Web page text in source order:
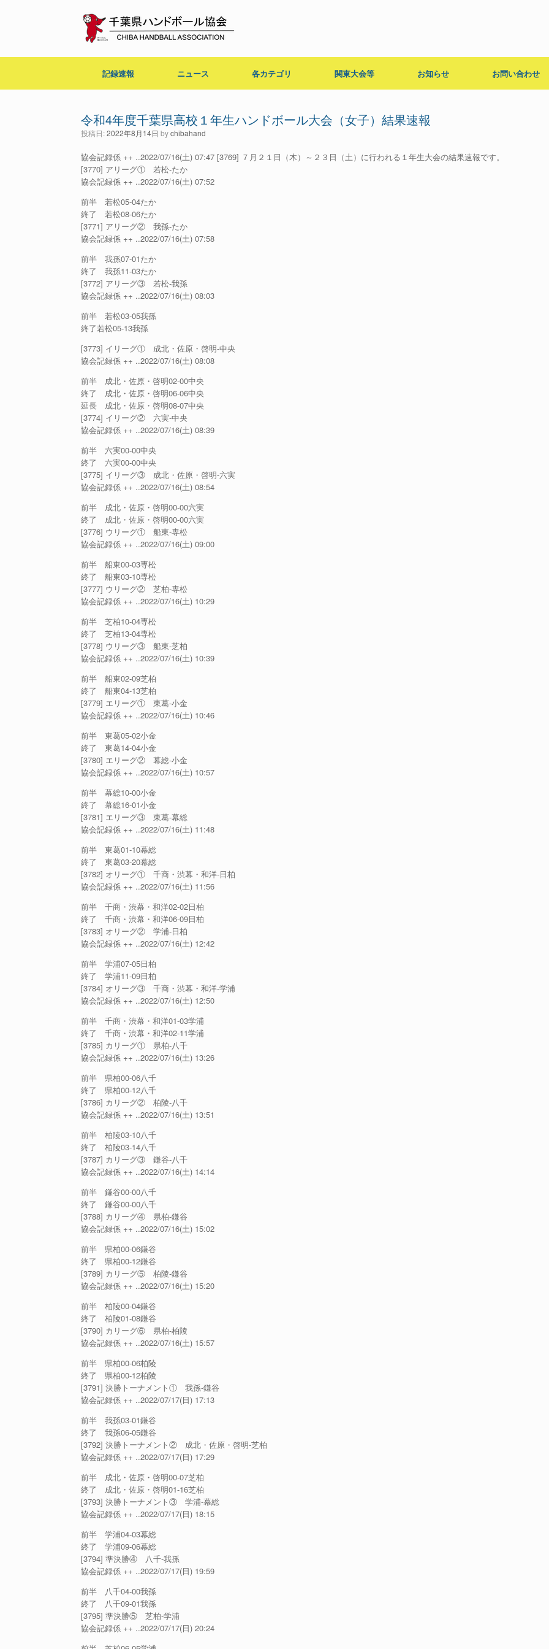
キ
記録速報 ニュース 各カテゴリ 関東大会等 お知らせ お問い合わせ
令和4年度千葉県高校１年生ハンドボール大会（女子）結果速報
投稿日:2022年8月14日 bychibahand
協会記録係 ++ ..2022/07/16(土) 07:47 [3769] ７月２１日（木）～２３日（土）に行われる１年生大会の結果速報です。
[3770] アリーグ① 若松-たか
協会記録係 ++ ..2022/07/16(土) 07:52
前半 若松05-04たか
終了 若松08-06たか
[3771] アリーグ② 我孫-たか
協会記録係 ++ ..2022/07/16(土) 07:58
前半 我孫07-01たか
終了 我孫11-03たか
[3772] アリーグ③ 若松-我孫
協会記録係 ++ ..2022/07/16(土) 08:03
前半 若松03-05我孫
終了若松05-13我孫
[3773] イリーグ① 成北・佐原・啓明-中央
協会記録係 ++ ..2022/07/16(土) 08:08
前半 成北・佐原・啓明02-00中央
終了 成北・佐原・啓明06-06中央
延長 成北・佐原・啓明08-07中央
[3774] イリーグ② 六実-中央
協会記録係 ++ ..2022/07/16(土) 08:39
前半 六実00-00中央
終了 六実00-00中央
[3775] イリーグ③ 成北・佐原・啓明-六実
協会記録係 ++ ..2022/07/16(土) 08:54
前半 成北・佐原・啓明00-00六実
終了 成北・佐原・啓明00-00六実
[3776] ウリーグ① 船東-専松
協会記録係 ++ ..2022/07/16(土) 09:00
前半 船東00-03専松
終了 船東03-10専松
[3777] ウリーグ② 芝柏-専松
協会記録係 ++ ..2022/07/16(土) 10:29
前半 芝柏10-04専松
終了 芝柏13-04専松
[3778] ウリーグ③ 船東-芝柏
協会記録係 ++ ..2022/07/16(土) 10:39
前半 船東02-09芝柏
終了 船東04-13芝柏
[3779] エリーグ① 東葛-小金
協会記録係 ++ ..2022/07/16(土) 10:46
前半 東葛05-02小金
終了 東葛14-04小金
[3780] エリーグ② 幕総-小金
協会記録係 ++ ..2022/07/16(土) 10:57
前半 幕総10-00小金
終了 幕総16-01小金
[3781] エリーグ③ 東葛-幕総
協会記録係 ++ ..2022/07/16(土) 11:48
前半 東葛01-10幕総
終了 東葛03-20幕総
[3782] オリーグ① 千商・渋幕・和洋-日柏
協会記録係 ++ ..2022/07/16(土) 11:56
前半 千商・渋幕・和洋02-02日柏
終了 千商・渋幕・和洋06-09日柏
[3783] オリーグ② 学浦-日柏
協会記録係 ++ ..2022/07/16(土) 12:42
前半 学浦07-05日柏
終了 学浦11-09日柏
[3784] オリーグ③ 千商・渋幕・和洋-学浦
協会記録係 ++ ..2022/07/16(土) 12:50
前半 千商・渋幕・和洋01-03学浦
終了 千商・渋幕・和洋02-11学浦
[3785] カリーグ① 県柏-八千
協会記録係 ++ ..2022/07/16(土) 13:26
前半 県柏00-06八千
終了 県柏00-12八千
[3786] カリーグ② 柏陵-八千
協会記録係 ++ ..2022/07/16(土) 13:51
前半 柏陵03-10八千
終了 柏陵03-14八千
[3787] カリーグ③ 鎌谷-八千
協会記録係 ++ ..2022/07/16(土) 14:14
前半 鎌谷00-00八千
終了 鎌谷00-00八千
[3788] カリーグ④ 県柏-鎌谷
協会記録係 ++ ..2022/07/16(土) 15:02
前半 県柏00-06鎌谷
終了 県柏00-12鎌谷
[3789] カリーグ⑤ 柏陵-鎌谷
協会記録係 ++ ..2022/07/16(土) 15:20
前半 柏陵00-04鎌谷
終了 柏陵01-08鎌谷
[3790] カリーグ⑥ 県柏-柏陵
協会記録係 ++ ..2022/07/16(土) 15:57
前半 県柏00-06柏陵
終了 県柏00-12柏陵
[3791] 決勝トーナメント① 我孫-鎌谷
協会記録係 ++ ..2022/07/17(日) 17:13
前半 我孫03-01鎌谷
終了 我孫06-05鎌谷
[3792] 決勝トーナメント② 成北・佐原・啓明-芝柏
協会記録係 ++ ..2022/07/17(日) 17:29
前半 成北・佐原・啓明00-07芝柏
終了 成北・佐原・啓明01-16芝柏
[3793] 決勝トーナメント③ 学浦-幕総
協会記録係 ++ ..2022/07/17(日) 18:15
前半 学浦04-03幕総
終了 学浦09-06幕総
[3794] 準決勝④ 八千-我孫
協会記録係 ++ ..2022/07/17(日) 19:59
前半 八千04-00我孫
終了 八千09-01我孫
[3795] 準決勝⑤ 芝柏-学浦
協会記録係 ++ ..2022/07/17(日) 20:24